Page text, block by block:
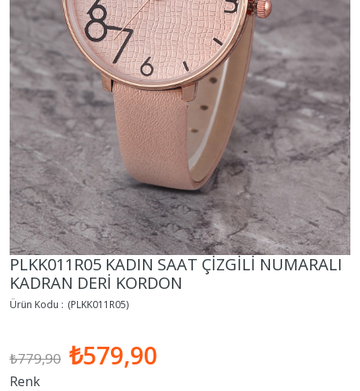
PLKK011R05 KADIN SAAT ÇİZGİLİ NUMARALI
KADRAN DERİ KORDON
(PLKK011R05)
₺779,90 ₺579,90
Renk